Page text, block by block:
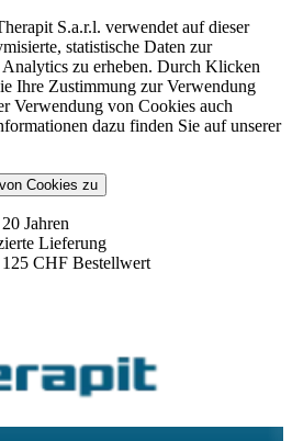
S.a.r.l. verwendet auf dieser
statistische Daten zur
zu erheben. Durch Klicken
Ihre Zustimmung zur Verwendung
Verwendung von Cookies auch
dazu finden Sie auf unserer
Cookies zu
Jahren
Lieferung
CHF Bestellwert